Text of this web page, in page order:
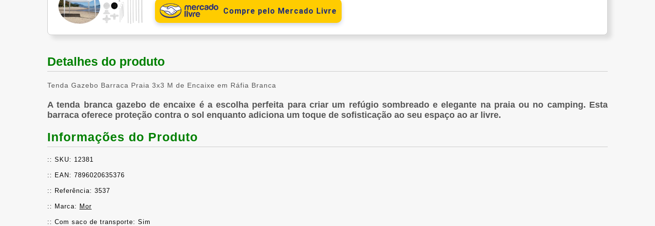
Compre pelo Mercado Livre
Detalhes do produto
Tenda Gazebo Barraca Praia 3x3 M de Encaixe em Ráfia Branca
A tenda branca gazebo de encaixe é a escolha perfeita para criar um refúgio sombreado e elegante na praia ou no camping. Esta
barraca oferece proteção contra o sol enquanto adiciona um toque de sofisticação ao seu espaço ao ar livre.
Informações do Produto
:: SKU: 12381
:: EAN: 7896020635376
:: Referência: 3537
:: Marca: Mor
:: Com saco de transporte: Sim